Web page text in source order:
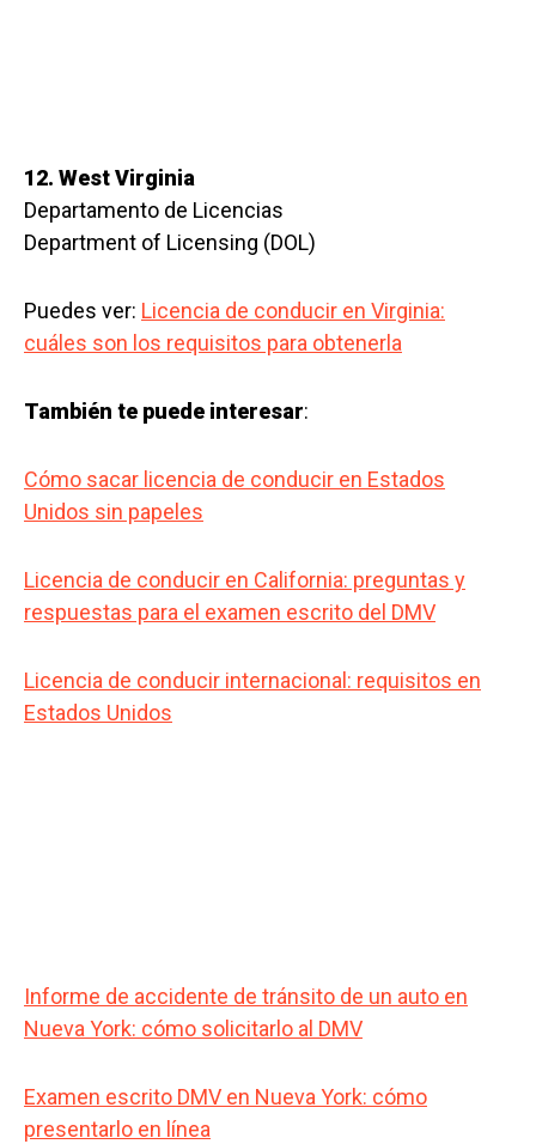
12. West Virginia
Departamento de Licencias
Department of Licensing (DOL)
Puedes ver: Licencia de conducir en Virginia:
cuáles son los requisitos para obtenerla
También te puede interesar:
Cómo sacar licencia de conducir en Estados
Unidos sin papeles
Licencia de conducir en California: preguntas y
respuestas para el examen escrito del DMV
Licencia de conducir internacional: requisitos en
Estados Unidos
Informe de accidente de tránsito de un auto en
Nueva York: cómo solicitarlo al DMV
Examen escrito DMV en Nueva York: cómo
presentarlo en línea